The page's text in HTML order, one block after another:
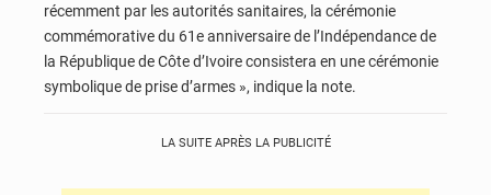
récemment par les autorités sanitaires, la cérémonie
commémorative du 61e anniversaire de l’Indépendance de
la République de Côte d’Ivoire consistera en une cérémonie
symbolique de prise d’armes », indique la note.
LA SUITE APRÈS LA PUBLICITÉ